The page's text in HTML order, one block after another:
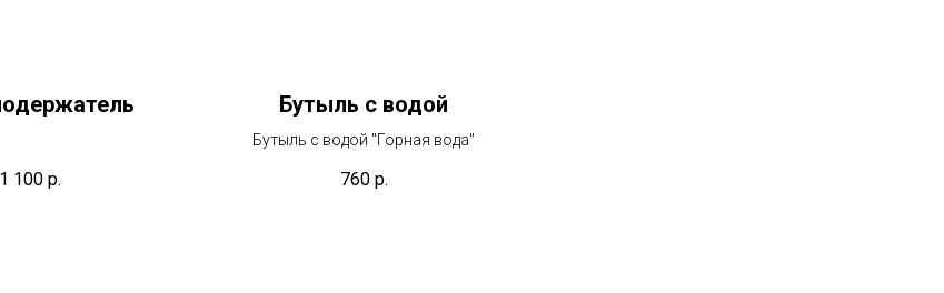
1 100 р.
Бутыль с водой
Бутыль с водой "Горная вода"
760 р.